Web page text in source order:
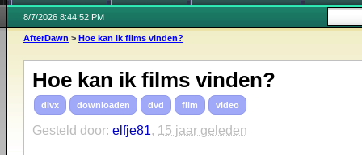
8/7/2026 8:44:52 PM
AfterDawn > Hoe kan ik films vinden?
Hoe kan ik films vinden?
divx downloaden dvd film video
Gesteld door: elfje81, 15 jaar geleden